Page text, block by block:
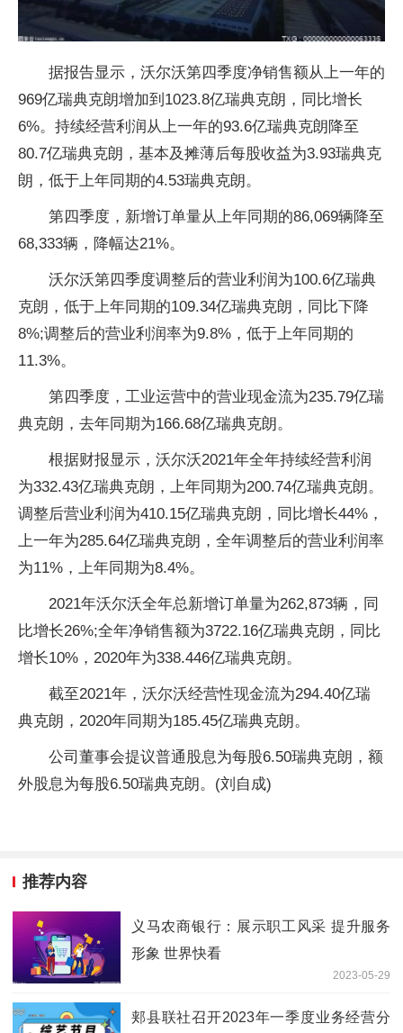
据报告显示，沃尔沃第四季度净销售额从上一年的
969亿瑞典克朗增加到1023.8亿瑞典克朗，同比增长
6%。持续经营利润从上一年的93.6亿瑞典克朗降至
80.7亿瑞典克朗，基本及摊薄后每股收益为3.93瑞典克
朗，低于上年同期的4.53瑞典克朗。
第四季度，新增订单量从上年同期的86,069辆降至
68,333辆，降幅达21%。
沃尔沃第四季度调整后的营业利润为100.6亿瑞典
克朗，低于上年同期的109.34亿瑞典克朗，同比下降
8%;调整后的营业利润率为9.8%，低于上年同期的
11.3%。
第四季度，工业运营中的营业现金流为235.79亿瑞
典克朗，去年同期为166.68亿瑞典克朗。
根据财报显示，沃尔沃2021年全年持续经营利润
为332.43亿瑞典克朗，上年同期为200.74亿瑞典克朗。
调整后营业利润为410.15亿瑞典克朗，同比增长44%，
上一年为285.64亿瑞典克朗，全年调整后的营业利润率
为11%，上年同期为8.4%。
2021年沃尔沃全年总新增订单量为262,873辆，同
比增长26%;全年净销售额为3722.16亿瑞典克朗，同比
增长10%，2020年为338.446亿瑞典克朗。
截至2021年，沃尔沃经营性现金流为294.40亿瑞
典克朗，2020年同期为185.45亿瑞典克朗。
公司董事会提议普通股息为每股6.50瑞典克朗，额
外股息为每股6.50瑞典克朗。(刘自成)
推荐内容
义马农商银行：展示职工风采 提升服务
形象 世界快看
2023-05-29
郏县联社召开2023年一季度业务经营分